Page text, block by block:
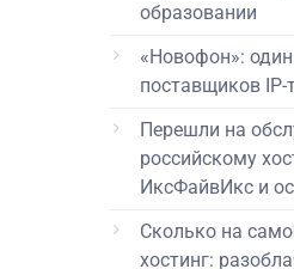
образовании
«Новофон»:
поставщиков IP-
Перешли на
российскому
ИксФайвИкс и
Сколько на
хостинг: